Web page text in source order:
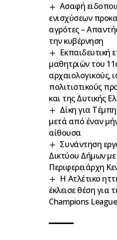
Ασαφή
ενισχύσεων
αγρότες –
την κυβέρνηση
Εκπαιδευτική
μαθητριών του
αρχαιολογικούς,
πολιτιστικούς
και της Δυτικής
Δίκη για
μετά από έναν
αίθουσα
Συνάντηση
Δικτύου Δήμων
Περιφερειάρχη
Η Ατλέτικο
έκλεισε θέση για
Champions League